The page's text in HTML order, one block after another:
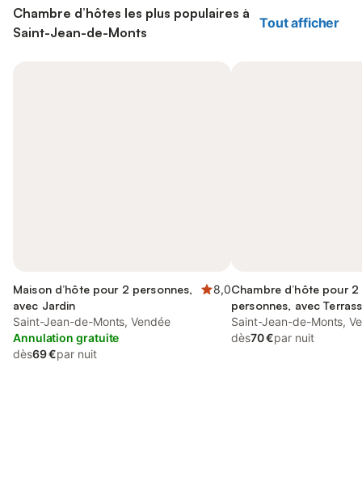
Chambre d’hôtes les plus populaires à
Saint-Jean-de-Monts
Tout afficher
Maison d’hôte pour 2 personnes,
avec Jardin
8,0
Saint-Jean-de-Monts, Vendée
Annulation gratuite
dès69 €par nuit
Chambre d’hôte pour 2
personnes, avec
Jardin
Saint-Jean-de-Monts,
dès70 €par nuit